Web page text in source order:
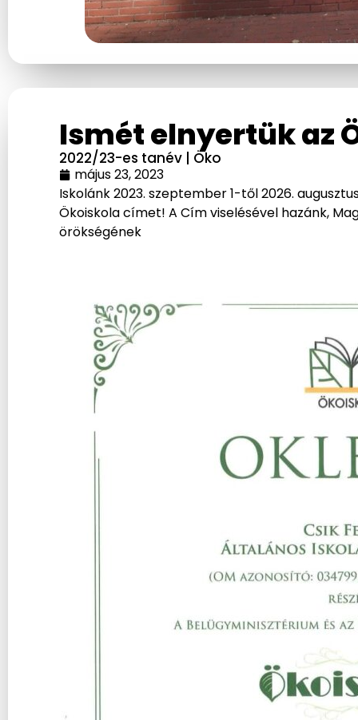
Ismét elnyertük az
2022/23-es tanév| Öko
május 23, 2023
Iskolánk 2023. szeptember 1-től 2026.
Ökoiskola címet! A Cím viselésével hazánk,
örökségének